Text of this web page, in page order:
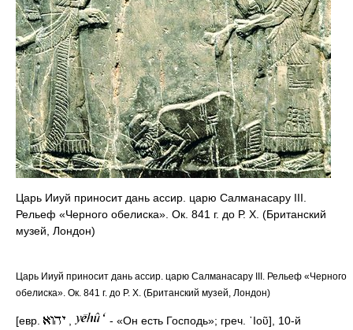
Царь Ииуй приносит дань ассир. царю Салманасару III.
Рельеф «Черного обелиска». Ок. 841 г. до Р. Х. (Британский
музей, Лондон)
Царь Ииуй приносит дань ассир. царю Салманасару III. Рельеф «Черного
обелиска». Ок. 841 г. до Р. Х. (Британский музей, Лондон)
[евр.
- «Он есть Господь»; греч. ᾿Ιοῦ], 10-й